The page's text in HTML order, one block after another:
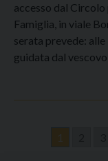
accesso dal
Famiglia, in viale
serata prevede: alle
guidata dal
1